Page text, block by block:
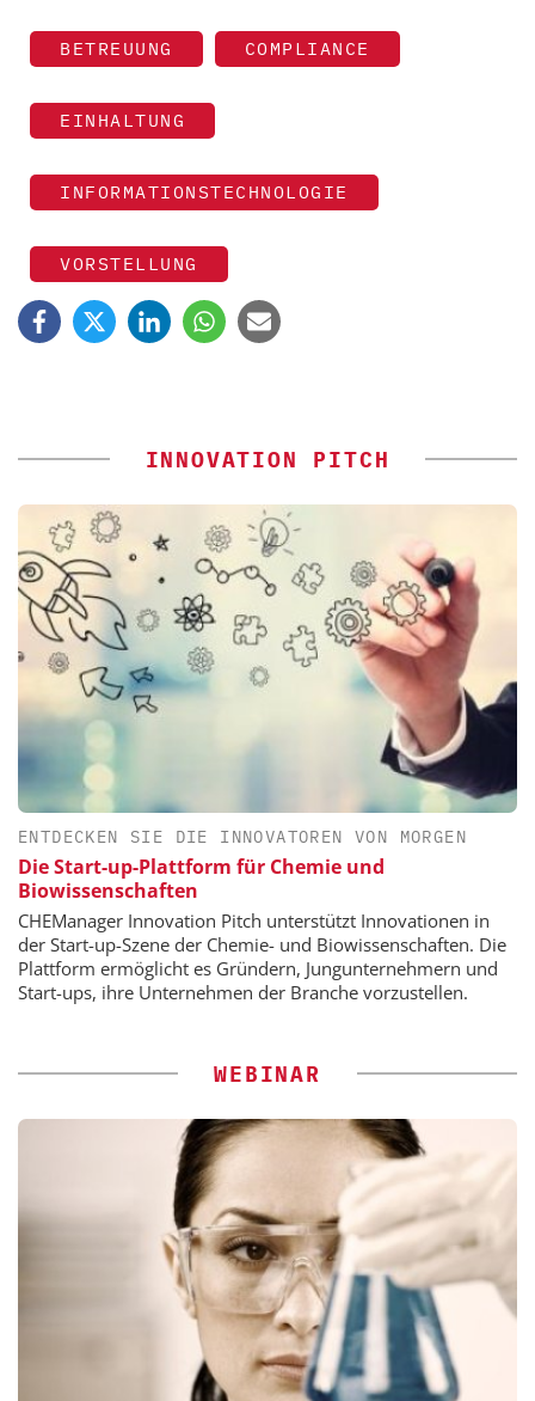
BETREUUNG COMPLIANCE
EINHALTUNG
INFORMATIONSTECHNOLOGIE
VORSTELLUNG
INNOVATION PITCH
ENTDECKEN SIE DIE INNOVATOREN VON MORGEN
Die Start-up-Plattform für Chemie und
Biowissenschaften
CHEManager Innovation Pitch unterstützt Innovationen in
der Start-up-Szene der Chemie- und Biowissenschaften. Die
Plattform ermöglicht es Gründern, Jungunternehmern und
Start-ups, ihre Unternehmen der Branche vorzustellen.
WEBINAR